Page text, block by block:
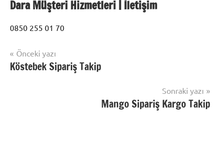
Dara Müşteri Hizmetleri | İletişim
0850 255 01 70
Şununla
etiketlenmiş:
Kargo
Yazı
gezinmesi
Önceki yazı
Köstebek Sipariş Takip
Sonraki yazı
Mango Sipariş Kargo Takip